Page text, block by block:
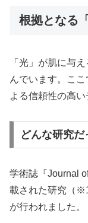
根拠となる
「光」が肌に与
んでいます。こ
よる信頼性の高い
どんな研究だ
学術誌『Journal
載された研究（
が行われました。